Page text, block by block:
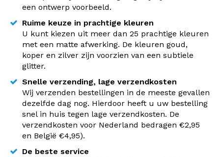
een ontwerp voorbeeld.
Ruime keuze in prachtige kleuren
U kunt kiezen uit meer dan 25 prachtige kleuren
met een matte afwerking. De kleuren goud,
koper en zilver zijn voorzien van een subtiele
glitter.
Snelle verzending, lage verzendkosten
Wij verzenden bestellingen in de meeste gevallen
dezelfde dag nog. Hierdoor heeft u uw bestelling
snel in huis tegen lage verzendkosten. De
verzendkosten voor Nederland bedragen €2,95
en België €4,95).
De beste service